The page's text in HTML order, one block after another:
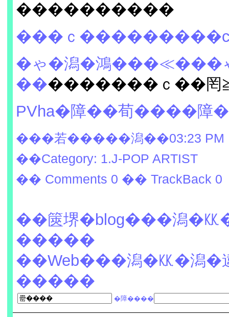
����������
���ｃ
�ゃ�潟�鴻���≪���
���������ｃ��罔
PVha�障��荀����
���若�����潟��03:23 PM
��Category: 1.J-POP ARTIST
�� Comments 0 �� TrackBack 0
��篋堺�blog���潟�㏍
�����
��Web���潟�㏍�潟�
�����
�障����